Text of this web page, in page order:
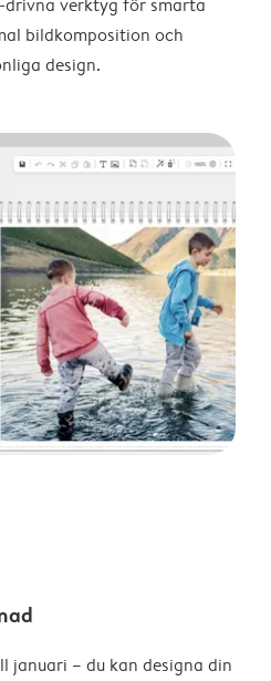
verktyg för smarta
bildkomposition och
design.
januari – du kan designa din